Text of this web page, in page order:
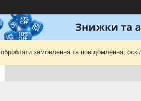
замовлення та повідомлення,